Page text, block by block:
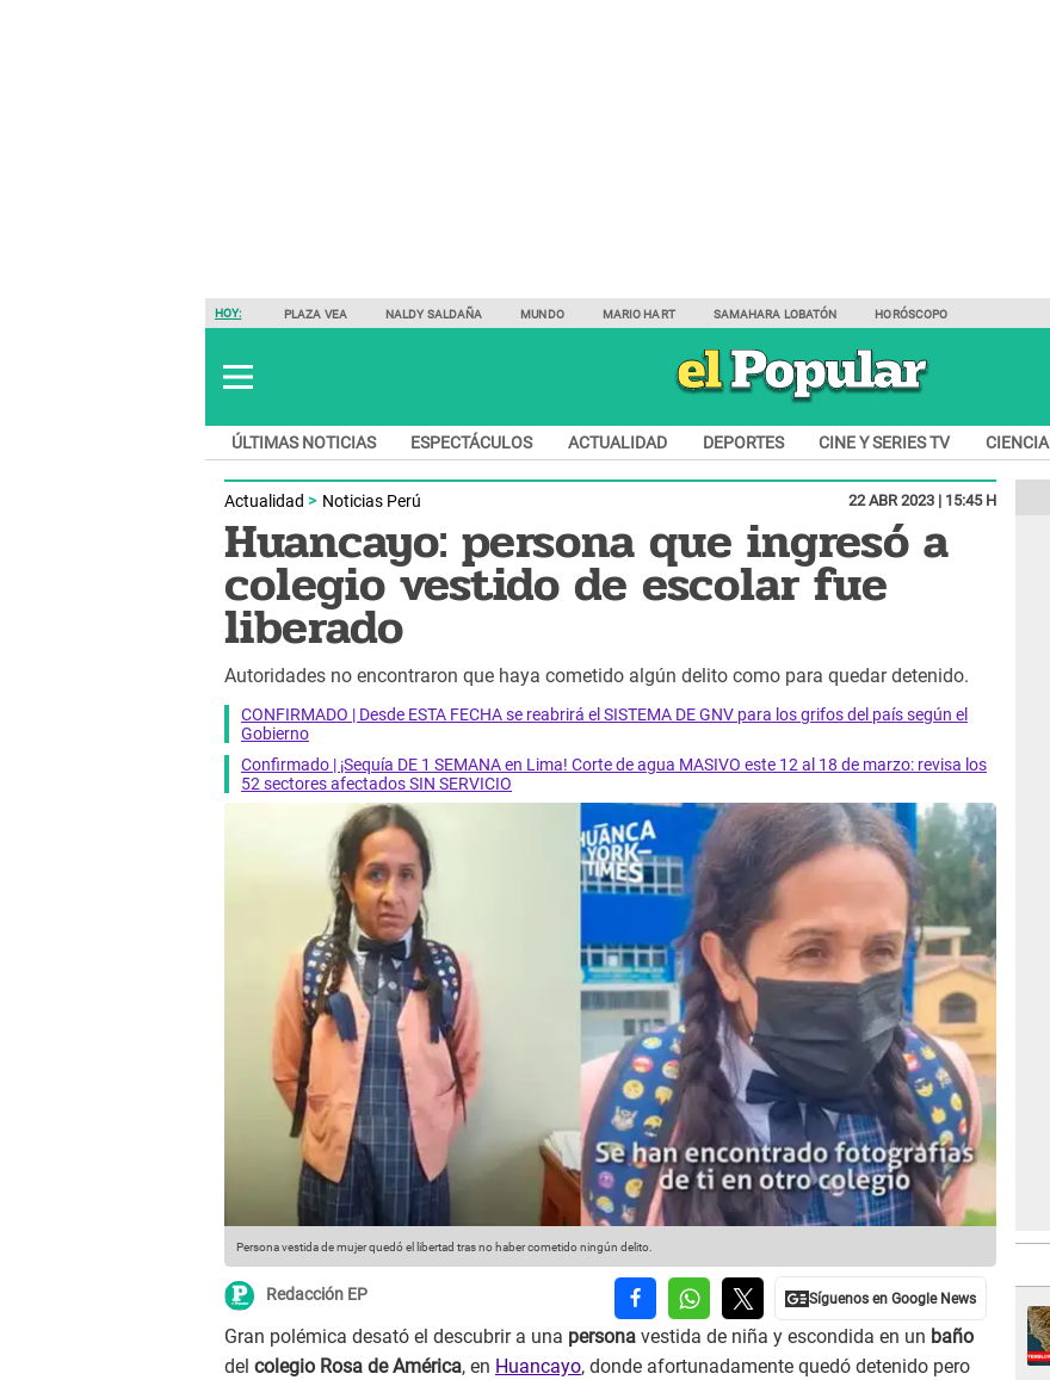
HOY: PLAZA VEA NALDY SALDAÑA MUNDO MARIO HART SAMAHARA LOBATÓN HORÓSCOPO
ÚLTIMAS NOTICIAS ESPECTÁCULOS ACTUALIDAD DEPORTES CINE Y SERIES TV CIENCIA
Actualidad Noticias Perú 22 ABR 2023 | 15:45 H
Huancayo: persona que ingresó a
colegio vestido de escolar fue
liberado
Autoridades no encontraron que haya cometido algún delito como para quedar detenido.
CONFIRMADO | Desde ESTA FECHA se reabrirá el SISTEMA DE GNV para los grifos del país según el
Gobierno
Confirmado | ¡Sequía DE 1 SEMANA en Lima! Corte de agua MASIVO este 12 al 18 de marzo: revisa los
52 sectores afectados SIN SERVICIO
Persona vestida de mujer quedó el libertad tras no haber cometido ningún delito.
Redacción EP
Gran polémica desató el descubrir a una persona vestida de niña y escondida en un baño
del colegio Rosa de América, en Huancayo, donde afortunadamente quedó detenido pero